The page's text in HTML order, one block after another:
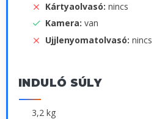
Kártyaolvasó: nincs
Kamera: van
Ujjlenyomatolvasó: nincs
INDULÓ SÚLY
3,2 kg